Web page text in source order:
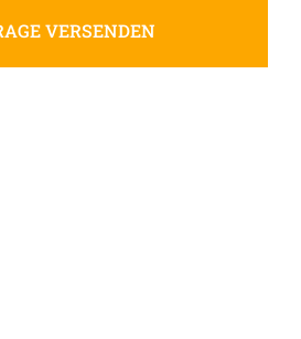
VERSENDEN